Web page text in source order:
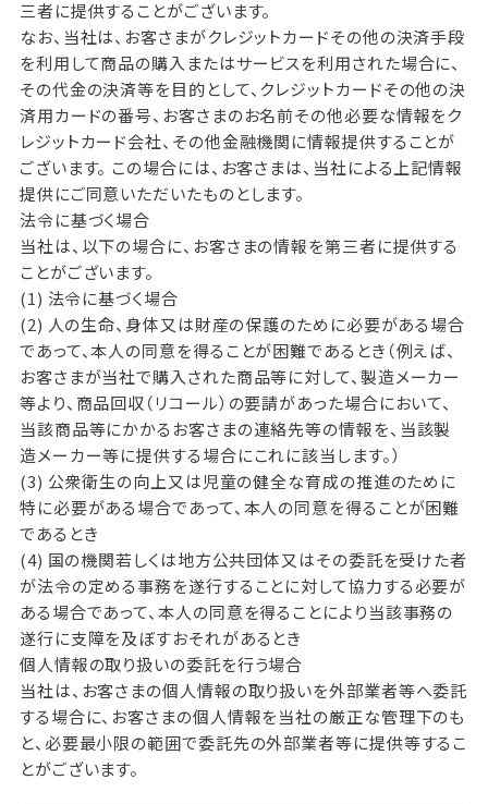
三者に提供することがございます。
なお、当社は、お客さまがクレジットカードその他の決済手段
を利用して商品の購入またはサービスを利用された場合に、
その代金の決済等を目的として、クレジットカードその他の決
済用カードの番号、お客さまのお名前その他必要な情報をク
レジットカード会社、その他金融機関に情報提供することが
ございます。 この場合には、お客さまは、当社による上記情報
提供にご同意いただいたものとします。
法令に基づく場合
当社は、以下の場合に、お客さまの情報を第三者に提供する
ことがございます。
(1) 法令に基づく場合
(2) 人の生命、身体又は財産の保護のために必要がある場合
であって、本人の同意を得ることが困難であるとき（例えば、
お客さまが当社で購入された商品等に対して、製造メーカー
等より、商品回収（リコール）の要請があった場合において、
当該商品等にかかるお客さまの連絡先等の情報を、当該製
造メーカー等に提供する場合にこれに該当します。）
(3) 公衆衛生の向上又は児童の健全な育成の推進のために
特に必要がある場合であって、本人の同意を得ることが困難
であるとき
(4) 国の機関若しくは地方公共団体又はその委託を受けた者
が法令の定める事務を遂行することに対して協力する必要が
ある場合であって、本人の同意を得ることにより当該事務の
遂行に支障を及ぼすおそれがあるとき
個人情報の取り扱いの委託を行う場合
当社は、お客さまの個人情報の取り扱いを外部業者等へ委託
する場合に、お客さまの個人情報を当社の厳正な管理下のも
と、必要最小限の範囲で委託先の外部業者等に提供等するこ
とがございます。